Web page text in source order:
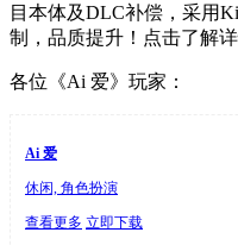
目本体及DLC补偿，采用
制，品质提升！点击了解详
各位《Ai 爱》玩家：
Ai 爱
休闲, 角色扮演
查看更多 立即下载